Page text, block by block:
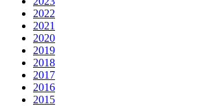
2022
2021
2020
2019
2018
2017
2016
2015